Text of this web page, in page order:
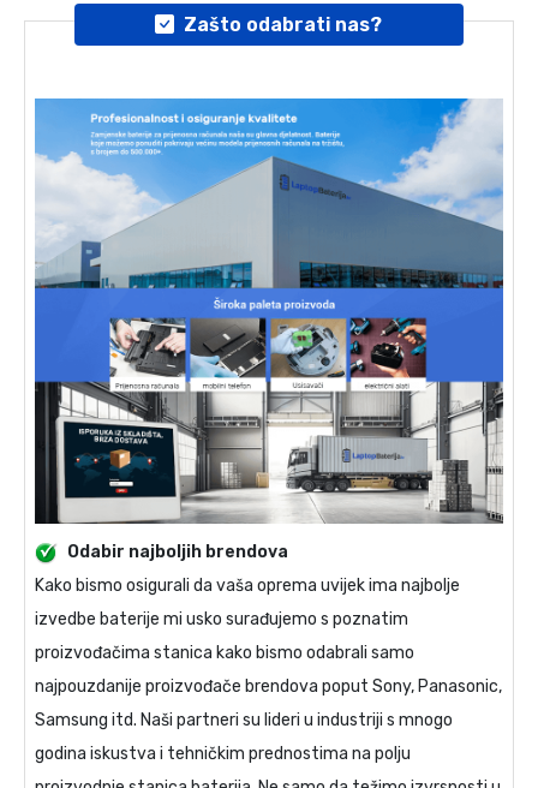
Zašto odabrati nas?
Odabir najboljih brendova
Kako bismo osigurali da vaša oprema uvijek ima najbolje
izvedbe baterije mi usko surađujemo s poznatim
proizvođačima stanica kako bismo odabrali samo
najpouzdanije proizvođače brendova poput Sony, Panasonic,
Samsung itd. Naši partneri su lideri u industriji s mnogo
godina iskustva i tehničkim prednostima na polju